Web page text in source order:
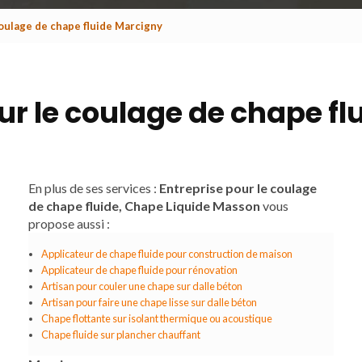
de chape fluide Marcigny
le coulage de chape
En plus de ses services : Entreprise pour le coulage
de chape fluide, Chape Liquide Masson vous
propose aussi :
Applicateur de chape fluide pour construction de maison
Applicateur de chape fluide pour rénovation
Artisan pour couler une chape sur dalle béton
Artisan pour faire une chape lisse sur dalle béton
Chape flottante sur isolant thermique ou acoustique
Chape fluide sur plancher chauffant